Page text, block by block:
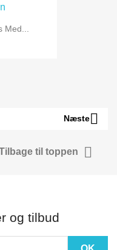
Med...
Næste
til toppen 
og tilbud